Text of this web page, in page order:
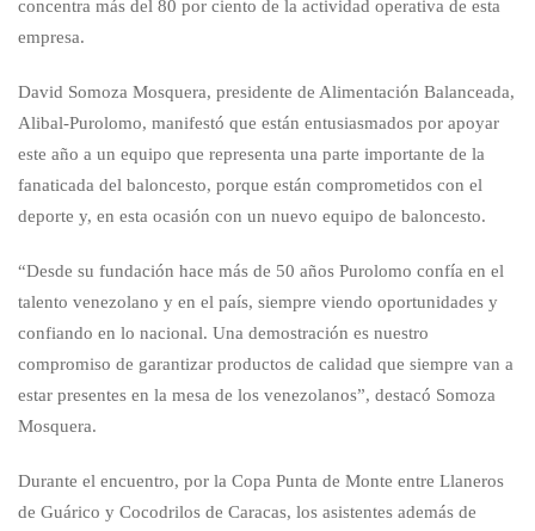
concentra más del 80 por ciento de la actividad operativa de esta
empresa.
David Somoza Mosquera, presidente de Alimentación Balanceada,
Alibal-Purolomo, manifestó que están entusiasmados por apoyar
este año a un equipo que representa una parte importante de la
fanaticada del baloncesto, porque están comprometidos con el
deporte y, en esta ocasión con un nuevo equipo de baloncesto.
“Desde su fundación hace más de 50 años Purolomo confía en el
talento venezolano y en el país, siempre viendo oportunidades y
confiando en lo nacional. Una demostración es nuestro
compromiso de garantizar productos de calidad que siempre van a
estar presentes en la mesa de los venezolanos”, destacó Somoza
Mosquera.
Durante el encuentro, por la Copa Punta de Monte entre Llaneros
de Guárico y Cocodrilos de Caracas, los asistentes además de